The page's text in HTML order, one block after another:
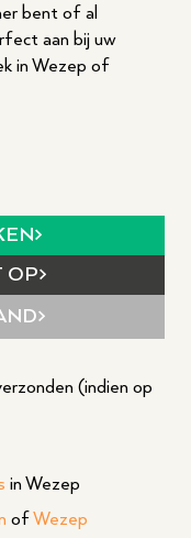
bent of al
aan bij uw
in Wezep of
OP
(indien op
in Wezep
of Wezep